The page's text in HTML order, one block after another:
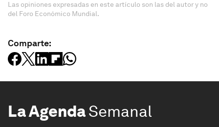
Las opiniones expresadas en este artículo son las del autor y no
del Foro Económico Mundial.
Comparte:
La AgendaSemanal